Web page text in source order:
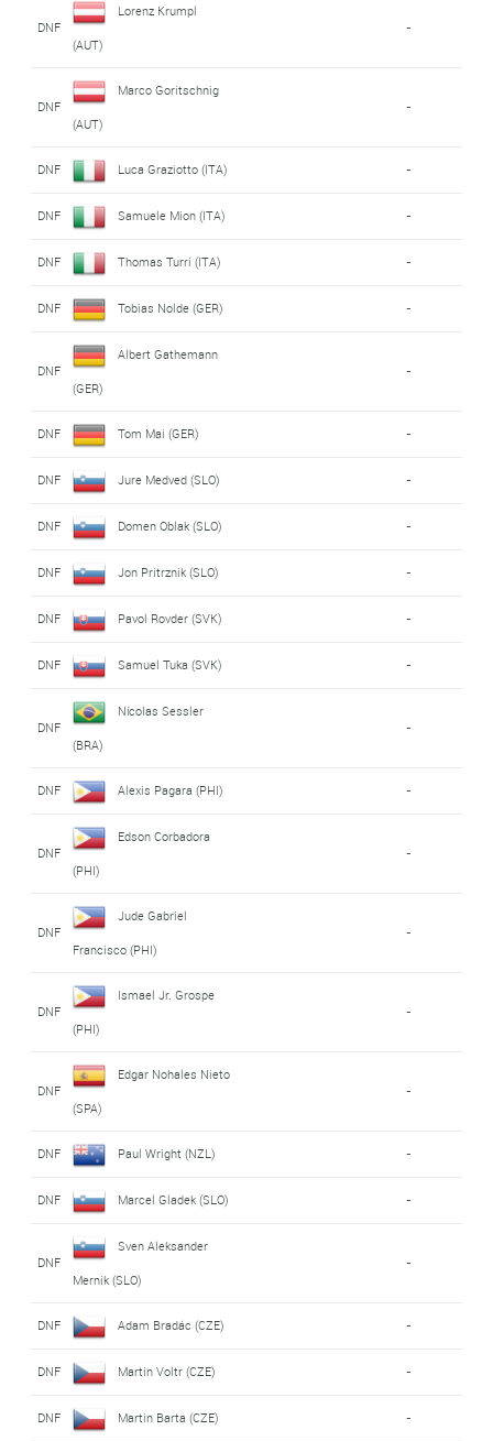
DNF
Lorenz Krumpl
(AUT)
-
DNF
Marco Goritschnig
(AUT)
-
DNF Luca Graziotto (ITA) -
DNF Samuele Mion (ITA) -
DNF Thomas Turri (ITA) -
DNF Tobias Nolde (GER) -
DNF
Albert Gathemann
(GER)
-
DNF Tom Mai (GER) -
DNF Jure Medved (SLO) -
DNF Domen Oblak (SLO) -
DNF Jon Pritrznik (SLO) -
DNF Pavol Rovder (SVK) -
DNF Samuel Tuka (SVK) -
DNF
Nícolas Sessler
(BRA)
-
DNF Alexis Pagara (PHI) -
DNF
Edson Corbadora
(PHI)
-
DNF
Jude Gabriel
Francisco (PHI)
-
DNF
Ismael Jr. Grospe
(PHI)
-
DNF
Edgar Nohales Nieto
(SPA)
-
DNF Paul Wright (NZL) -
DNF Marcel Gladek (SLO) -
DNF
Sven Aleksander
Mernik (SLO)
-
DNF Adam Bradác (CZE) -
DNF Martin Voltr (CZE) -
DNF Martin Barta (CZE) -